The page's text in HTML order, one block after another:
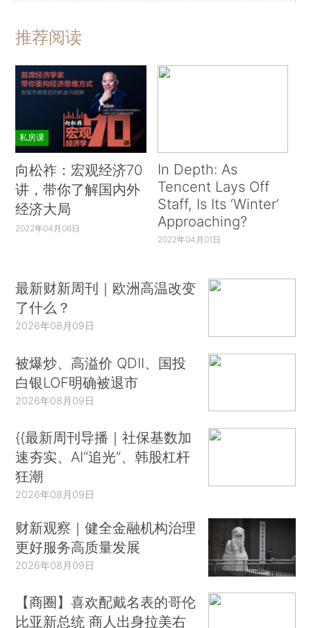
推荐阅读
私房课
向松祚：宏观经济70
讲，带你了解国内外
经济大局
2022年04月06日
In Depth: As
Tencent Lays Off
Staff, Is Its ‘Winter’
Approaching?
2022年04月01日
最新财新周刊｜欧洲高温改变
了什么？
2026年08月09日
被爆炒、高溢价 QDII、国投
白银LOF明确被退市
2026年08月09日
{{最新周刊导播｜社保基数加
速夯实、AI“追光”、韩股杠杆
狂潮
2026年08月09日
财新观察｜健全金融机构治理
更好服务高质量发展
2026年08月09日
【商圈】喜欢配戴名表的哥伦
比亚新总统 商人出身拉美右